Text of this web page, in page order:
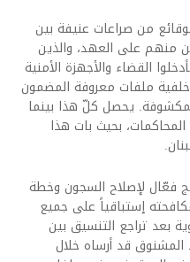
من صراعات عنيفة بين
منهم على العهد، والذين
القضاء والأجهزة الأمنية
ملفات معروفة المضمون
يحصل كلّ هذا بينما
بحيث بات هذا
فعّال لإصلاح السجون وخطة
إستباقياً على جميع
بعد تراجع التنسيق بين
المشنوق قد أرساه خلال